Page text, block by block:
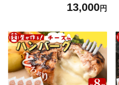
子 チーズ 明太子 唐揚げ おか
13,000円